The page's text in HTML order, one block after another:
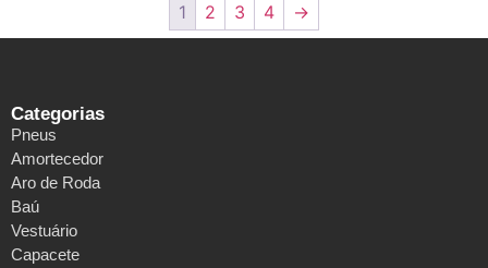
1 2 3 4 →
Categorias
Pneus
Amortecedor
Aro de Roda
Baú
Vestuário
Capacete